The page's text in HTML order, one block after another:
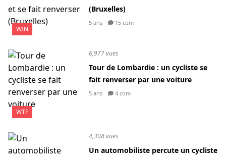
WIN
(Bruxelles)
5 ans 15 com
WTF
6,977 vues
Tour de Lombardie : un cycliste se
fait renverser par une voiture
5 ans 4 com
4,308 vues
Un automobiliste percute un cycliste